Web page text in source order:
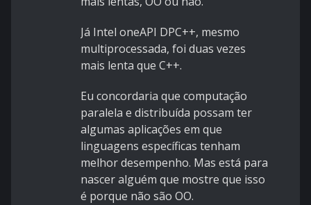
Já Intel oneAPI DPC++, mesmo
multiprocessada, foi duas vezes
mais lenta que C++.
Eu concordaria que computação
paralela e distribuída possam ter
algumas aplicações em que
linguagens específicas tenham
melhor desempenho. Mas está para
nascer alguém que mostre que isso
é porque não são OO.